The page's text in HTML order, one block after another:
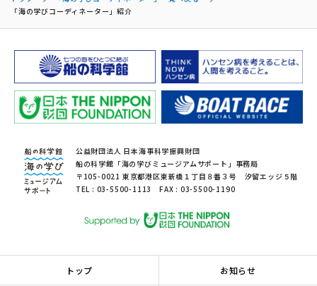
「海の学びコーディネーター」紹介
公益財団法人 日本海事科学振興財団
船の科学館「海の学びミュージアムサポート」事務局
〒105-0021 東京都港区東新橋１丁目８番３号 汐留エッジ５階
TEL : 03-5500-1113 FAX : 03-5500-1190
トップ お知らせ